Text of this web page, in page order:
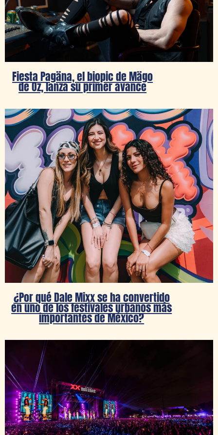
Fiesta Pagäna, el biopic de Mägo
de Oz, lanza su primer avance
¿Por qué Dale Mixx se ha convertido
en uno de los festivales urbanos más
importantes de México?